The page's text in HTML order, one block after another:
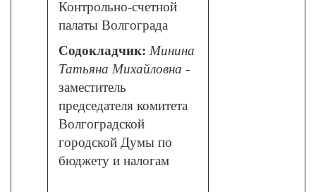
Контрольно-счетной
палаты Волгограда
Содокладчик: Минина
Татьяна Михайловна -
заместитель
председателя комитета
Волгоградской
городской Думы по
бюджету и налогам